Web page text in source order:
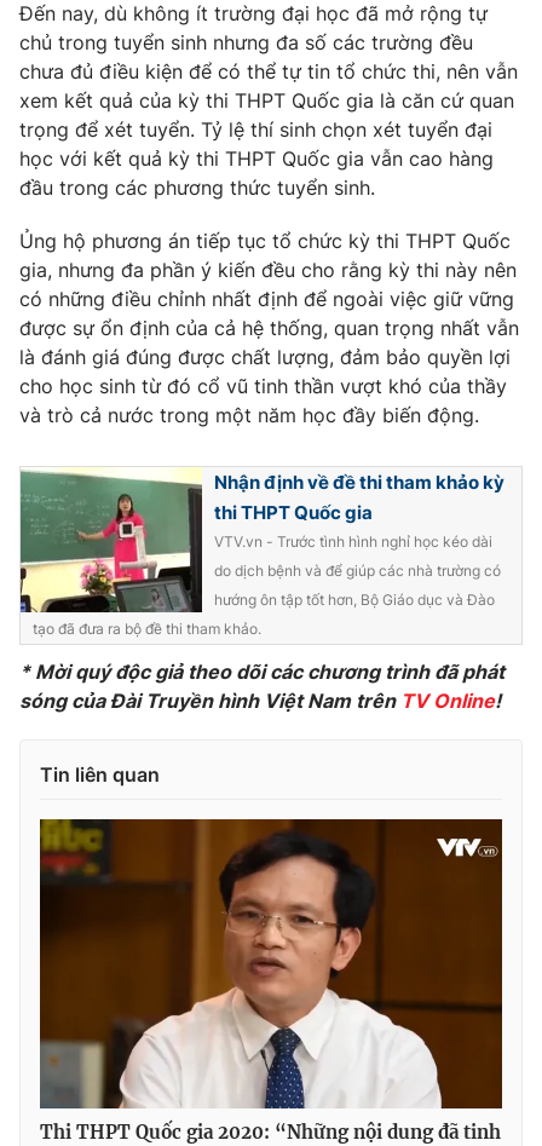
Emagazine Podcast
Photo Infographic
Video Shorts video
VTV Money VTV Thể thao
VTV Sức khoẻ Bất động sản
Thị trường 24h Tấm lòng Việt
VTV9 VTV8
Liên hệ tòa soạn English
THỜI BÁO VTV
Theo dõi báo trên
Đài Truyền hình Việt Nam
Thời báo VTV
Giấy phép hoạt động báo in và báo điện tử số 483/GP-BTTTT
Tổng Biên tập:Vũ Thanh Thủy
Phó Tổng Biên tập:
Nguyễn Thị Mỹ Hạnh, Phạm Quốc Thắng,
Nguyễn Trọng Ninh
Tổng đài VTV: 024.38 355 931 - 024.38 355 932
Đến nay, dù không ít trường đại học đã mở rộng tự
chủ trong tuyển sinh nhưng đa số các trường đều
chưa đủ điều kiện để có thể tự tin tổ chức thi, nên vẫn
xem kết quả của kỳ thi THPT Quốc gia là căn cứ quan
trọng để xét tuyển. Tỷ lệ thí sinh chọn xét tuyển đại
học với kết quả kỳ thi THPT Quốc gia vẫn cao hàng
đầu trong các phương thức tuyển sinh.
Ủng hộ phương án tiếp tục tổ chức kỳ thi THPT Quốc
gia, nhưng đa phần ý kiến đều cho rằng kỳ thi này nên
có những điều chỉnh nhất định để ngoài việc giữ vững
được sự ổn định của cả hệ thống, quan trọng nhất vẫn
là đánh giá đúng được chất lượng, đảm bảo quyền lợi
cho học sinh từ đó cổ vũ tinh thần vượt khó của thầy
và trò cả nước trong một năm học đầy biến động.
Nhận định về đề thi tham khảo kỳ
thi THPT Quốc gia
VTV.vn - Trước tình hình nghỉ học kéo dài
do dịch bệnh và để giúp các nhà trường có
hướng ôn tập tốt hơn, Bộ Giáo dục và Đào
tạo đã đưa ra bộ đề thi tham khảo.
* Mời quý độc giả theo dõi các chương trình đã phát
sóng của Đài Truyền hình Việt Nam trên TV Online!
Tin liên quan
Thi THPT Quốc gia 2020: “Những nội dung đã tinh